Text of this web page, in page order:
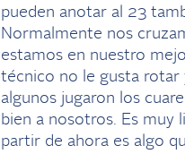
pueden anotar al 23
Normalmente nos
estamos en nuestro
técnico no le gusta rotar
algunos jugaron los
bien a nosotros. Es muy
partir de ahora es algo